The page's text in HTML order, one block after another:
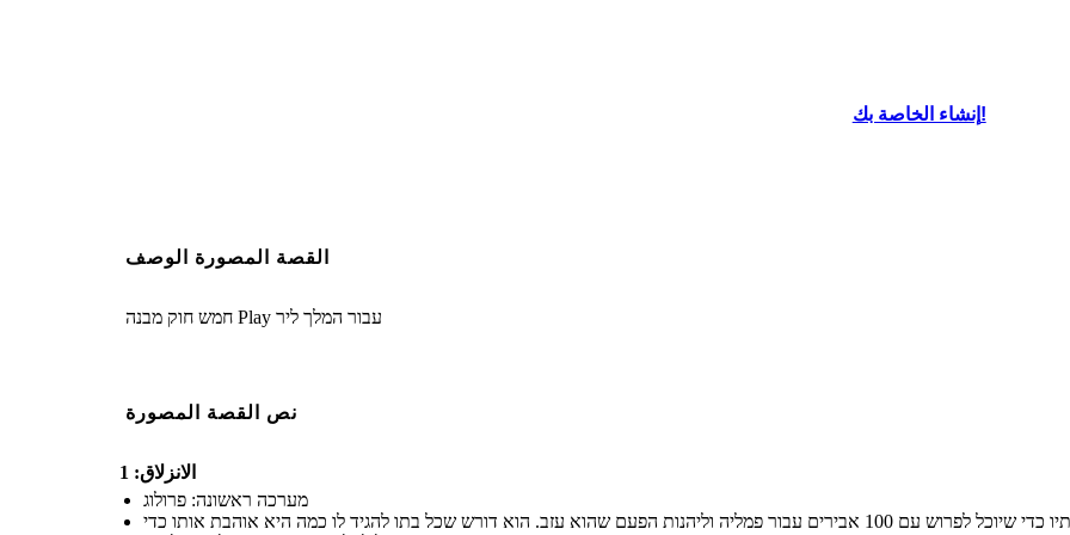
إنشاء الخاصة بك!
القصة المصورة الوصف
חמש חוק מבנה Play עבור המלך ליר
نص القصة المصورة
الانزلاق: 1
מערכה ראשונה: פרולוג
המלך ליר, בזקנתו שכל התלבטויות, מבקש לוותר הכסא לבנותיו כדי שיוכל לפרוש עם 100 אבירים עבור פמליה וליהנות הפעם שהוא עזב. הוא דורש שכל בתו להגיד לו כמה היא אוהבת אותו כדי